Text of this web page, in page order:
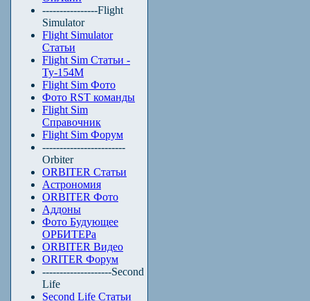
----------------Flight
Simulator
Flight Simulator
Статьи
Flight Sim Статьи -
Ту-154М
Flight Sim Фото
Фото RST команды
Flight Sim
Справочник
Flight Sim Форум
------------------------
Orbiter
ORBITER Статьи
Астрономия
ORBITER Фото
Аддоны
Фото Будующее
ОРБИТЕРа
ORBITER Видео
ORITER Форум
--------------------Second
Life
Second Life Статьи